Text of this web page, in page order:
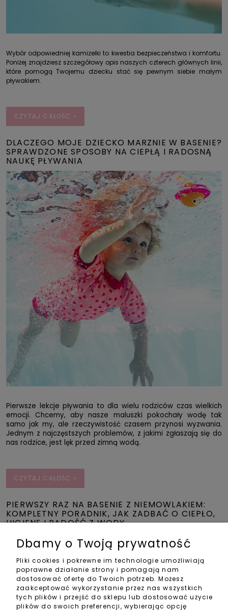
Wybór odpowiedniej kamizelki to kwestia bezpieczeństwa i komfortu.
Poniżej znajdziesz szczegółowy opis naszych czterech głównych linii,
które pomogą Twojemu dziecku stać się pewnym siebie małym
pływakiem.
CZYTAJ CAŁOŚĆ »
DLACZEGO MOJE DZIECKO MARZNIE W BASENIE?
SPRAWDZONE SPOSOBY NA CIEPŁĄ I RADOSNĄ
NAUKĘ PŁYWANIA
Pierwsze lekcje pływania to dla wielu rodziców czas wielkich
emocji. Chcemy, aby nasze maluszki pokochały wodę tak
samo jak my, ale rzeczywistość czasem przynosi wyzwania.
Jednym z najczęstszych problemów, z jakimi zgłaszają się do
nas rodzice, jest lęk przed zimną wodą.
CZYTAJ CAŁOŚĆ »
PIERWSZY RAZ NA BASENIE Z NIEMOWLAKIEM:
KOMPLETNY PORADNIK, JAK ZADBAĆ O CIEPŁO,
HIGIENĘ I RADOŚĆ Z WODY
Dbamy o Twoją prywatność
Pliki cookies i pokrewne im technologie umożliwiają
poprawne działanie strony i pomagają nam
dostosować ofertę do Twoich potrzeb. Możesz
zaakceptować wykorzystanie przez nas wszystkich
tych plików i przejść do sklepu lub dostosować użycie
plików do swoich preferencji, wybierając opcję